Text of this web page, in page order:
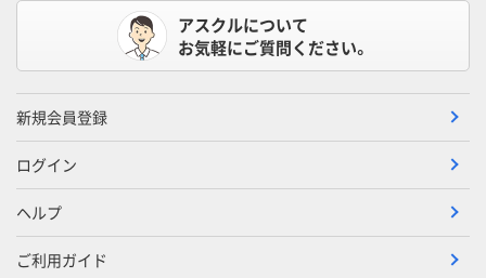
アスクルについて
お気軽にご質問ください。
新規会員登録
ログイン
ヘルプ
ご利用ガイド